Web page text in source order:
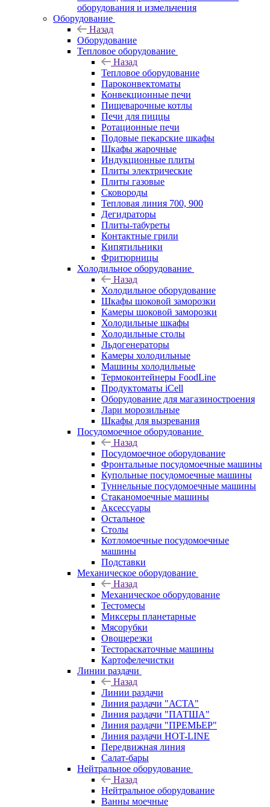
оборудования и измельчения
Оборудование
Назад
Оборудование
Тепловое оборудование
Назад
Тепловое оборудование
Пароконвектоматы
Конвекционные печи
Пищеварочные котлы
Печи для пиццы
Ротационные печи
Подовые пекарские шкафы
Шкафы жарочные
Индукционные плиты
Плиты электрические
Плиты газовые
Сковороды
Тепловая линия 700, 900
Дегидраторы
Плиты-табуреты
Контактные грили
Кипятильники
Фритюрницы
Холодильное оборудование
Назад
Холодильное оборудование
Шкафы шоковой заморозки
Камеры шоковой заморозки
Холодильные шкафы
Холодильные столы
Льдогенераторы
Камеры холодильные
Машины холодильные
Термоконтейнеры FoodLine
Продуктоматы iCell
Оборудование для магазиностроения
Лари морозильные
Шкафы для вызревания
Посудомоечное оборудование
Назад
Посудомоечное оборудование
Фронтальные посудомоечные машины
Купольные посудомоечные машины
Туннельные посудомоечные машины
Стаканомоечные машины
Аксессуары
Остальное
Столы
Котломоечные посудомоечные
машины
Подставки
Механическое оборудование
Назад
Механическое оборудование
Тестомесы
Миксеры планетарные
Мясорубки
Овощерезки
Тестораскаточные машины
Картофелечистки
Линии раздачи
Назад
Линии раздачи
Линия раздачи "АСТА"
Линия раздачи "ПАТША"
Линия раздачи "ПРЕМЬЕР"
Линия раздачи HOT-LINE
Передвижная линия
Салат-бары
Нейтральное оборудование
Назад
Нейтральное оборудование
Ванны моечные